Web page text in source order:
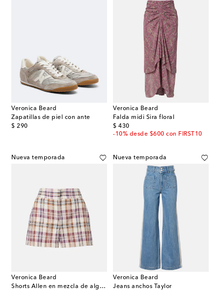
Veronica Beard
Zapatillas de piel con ante
$ 290
original price
Veronica Beard
Falda midi Sira floral
$ 430
original price
-10% desde $600 con FIRST10
Nueva temporada
Veronica Beard
Shorts Allen en mezcla de algodón a cuadros
Nueva temporada
Veronica Beard
Jeans anchos Taylor